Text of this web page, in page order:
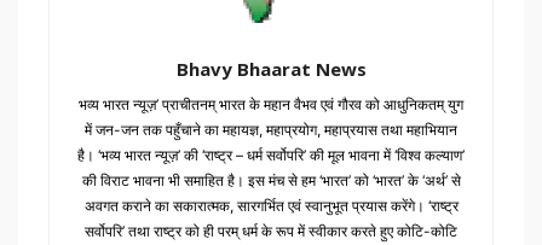
Bhavy Bhaarat News
भव्य भारत न्यूज़’ प्राचीतनम् भारत के महान वैभव एवं गौरव को आधुनिकतम् युग
में जन-जन तक पहुँचाने का महायज्ञ, महाप्रयोग, महाप्रयास तथा महाभियान
है। ‘भव्य भारत न्यूज़’ की ‘राष्ट्र – धर्म सर्वोपरि’ की मूल भावना में ‘विश्व कल्याण’
की विराट भावना भी समाहित है। इस मंच से हम ‘भारत’ को ‘भारत’ के ‘अर्थ’ से
अवगत कराने का सकारात्मक, सारगर्भित एवं स्वानुभूत प्रयास करेंगे। ‘राष्ट्र
सर्वोपरि’ तथा राष्ट्र को ही परम् धर्म के रूप में स्वीकार करते हुए कोटि-कोटि